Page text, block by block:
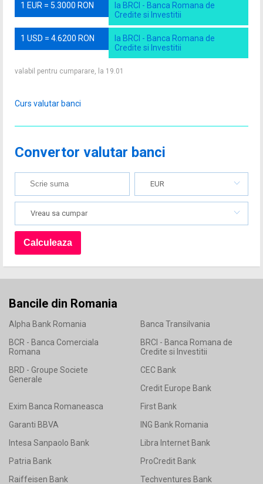
1 EUR = 5.3000 RON
la BRCI - Banca Romana de
Credite si Investitii
1 USD = 4.6200 RON
la BRCI - Banca Romana de
Credite si Investitii
valabil pentru cumparare, la 19.01
Curs valutar banci
Convertor valutar banci
EUR
Vreau sa cumpar
Bancile din Romania
Alpha Bank Romania
Banca Transilvania
BCR - Banca Comerciala
Romana
BRCI - Banca Romana de
Credite si Investitii
BRD - Groupe Societe
Generale
CEC Bank
Credit Europe Bank
Exim Banca Romaneasca
First Bank
Garanti BBVA
ING Bank Romania
Intesa Sanpaolo Bank
Libra Internet Bank
Patria Bank
ProCredit Bank
Raiffeisen Bank
Techventures Bank